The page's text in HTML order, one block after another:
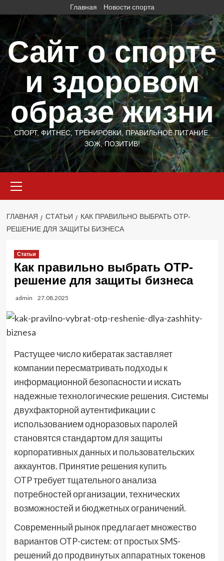
содержимому
Главная Новости спорта
Сайт о спорте
и здоровом
образе жизни
СПОРТ, ФИТНЕС, ТРЕНИРОВКИ, ПРАВИЛЬНОЕ ПИТАНИЕ,
ЗОЖ, ПОЗИТИВ!
меню
ГЛАВНАЯ СТАТЬИ
КАК ПРАВИЛЬНО ВЫБРАТЬ OTP-
РЕШЕНИЕ ДЛЯ ЗАЩИТЫ БИЗНЕСА
Статьи
Как правильно выбрать OTP-
решение для защиты бизнеса
admin 27.08.2025
Растущее число кибератак заставляет
компании пересматривать подходы к
информационной безопасности и искать
надежные технологические решения. Системы
двухфакторной аутентификации с
использованием одноразовых паролей
становятся стандартом для защиты
корпоративных данных и пользовательских
аккаунтов. Принятие решения купить
OTPтребует тщательного анализа
потребностей организации, технических
возможностей и бюджетных ограничений.
Современный рынок предлагает множество
вариантов OTP-систем: от простых SMS-
решений до продвинутых аппаратных токенов